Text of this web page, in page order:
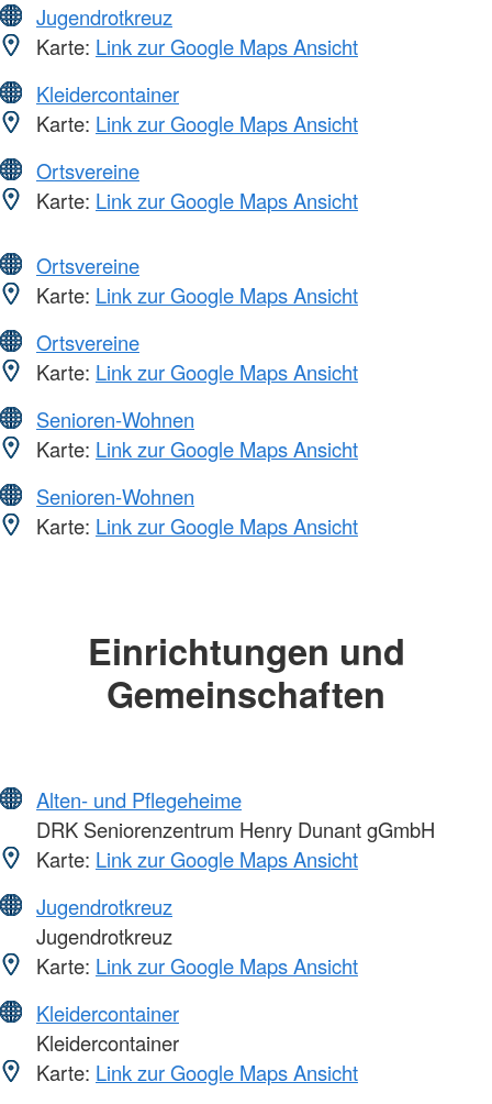
Jugendrotkreuz
Karte: Link zur Google Maps Ansicht
Kleidercontainer
Karte: Link zur Google Maps Ansicht
Ortsvereine
Karte: Link zur Google Maps Ansicht
Ortsvereine
Karte: Link zur Google Maps Ansicht
Ortsvereine
Karte: Link zur Google Maps Ansicht
Senioren-Wohnen
Karte: Link zur Google Maps Ansicht
Senioren-Wohnen
Karte: Link zur Google Maps Ansicht
Einrichtungen und
Gemeinschaften
Alten- und Pflegeheime
DRK Seniorenzentrum Henry Dunant gGmbH
Karte: Link zur Google Maps Ansicht
Jugendrotkreuz
Jugendrotkreuz
Karte: Link zur Google Maps Ansicht
Kleidercontainer
Kleidercontainer
Karte: Link zur Google Maps Ansicht